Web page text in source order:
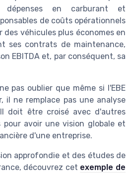
en carburant et
de coûts opérationnels
des véhicules plus économes en
ses contrats de maintenance,
EBITDA et, par conséquent, sa
pas oublier que même si l'EBE
il ne remplace pas une analyse
doit être croisé avec d'autres
pour avoir une vision globale et
d'une entreprise.
approfondie et des études de
découvrez cet exemple de